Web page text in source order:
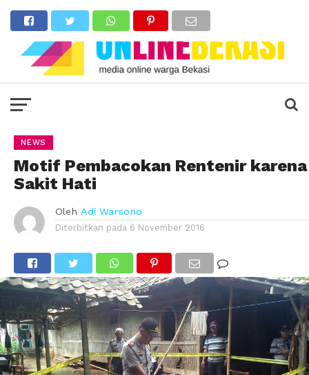
NEWS
Motif Pembacokan Rentenir karena
Sakit Hati
Oleh Adi Warsono
Diterbitkan pada 6 November 2016